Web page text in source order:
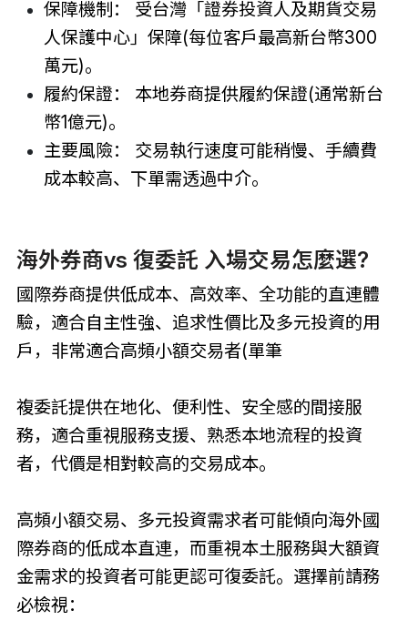
保障機制： 受台灣「證券投資人及期貨交易
人保護中心」保障(每位客戶最高新台幣300
萬元)。
履約保證： 本地券商提供履約保證(通常新台
幣1億元)。
主要風險： 交易執行速度可能稍慢、手續費
成本較高、下單需透過中介。
海外券商vs 復委託 入場交易怎麼選?
國際券商提供低成本、高效率、全功能的直連體
驗，適合自主性強、追求性價比及多元投資的用
戶，非常適合高頻小額交易者(單筆
複委託提供在地化、便利性、安全感的間接服
務，適合重視服務支援、熟悉本地流程的投資
者，代價是相對較高的交易成本。
高頻小額交易、多元投資需求者可能傾向海外國
際券商的低成本直連，而重視本土服務與大額資
金需求的投資者可能更認可復委託。選擇前請務
必檢視：